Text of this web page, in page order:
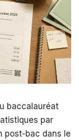
baccalauréat
par
post-bac dans le